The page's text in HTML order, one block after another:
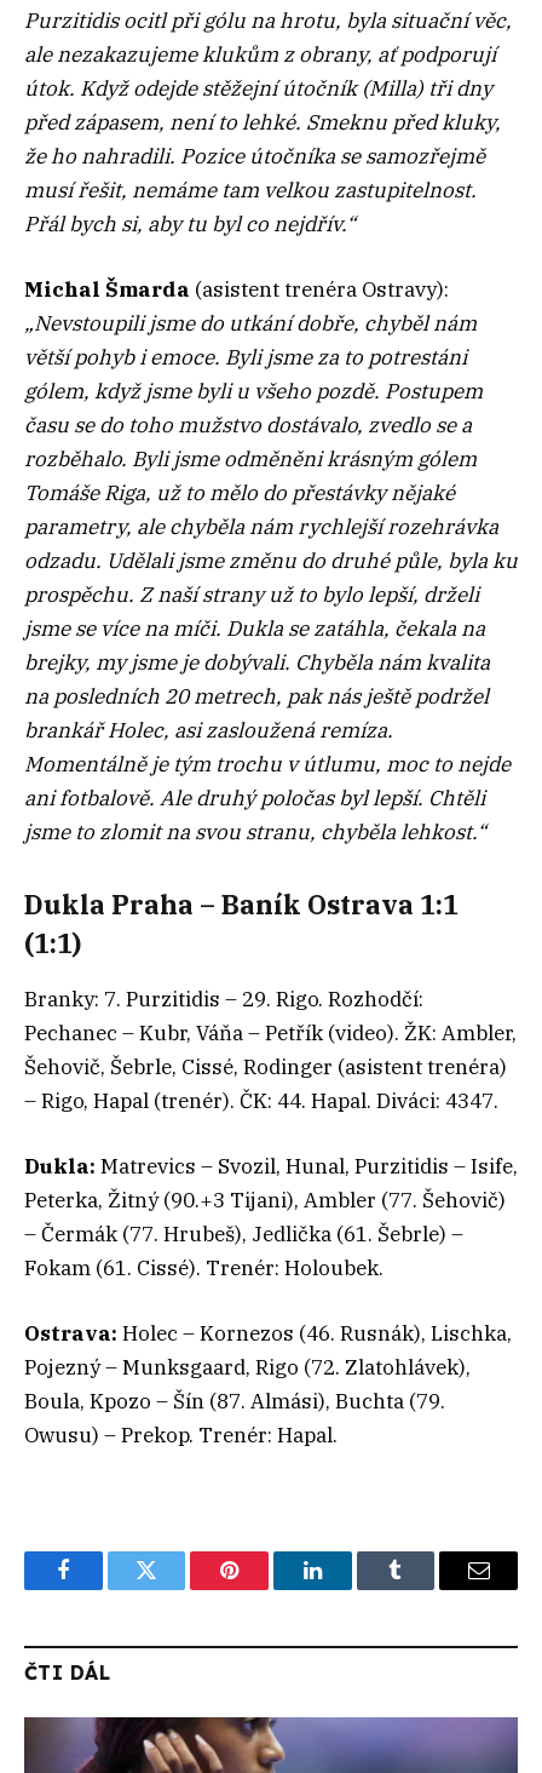
Purzitidis ocitl při gólu na hrotu, byla situační věc,
ale nezakazujeme klukům z obrany, ať podporují
útok. Když odejde stěžejní útočník (Milla) tři dny
před zápasem, není to lehké. Smeknu před kluky,
že ho nahradili. Pozice útočníka se samozřejmě
musí řešit, nemáme tam velkou zastupitelnost.
Přál bych si, aby tu byl co nejdřív.“
Michal Šmarda (asistent trenéra Ostravy):
„Nevstoupili jsme do utkání dobře, chyběl nám
větší pohyb i emoce. Byli jsme za to potrestáni
gólem, když jsme byli u všeho pozdě. Postupem
času se do toho mužstvo dostávalo, zvedlo se a
rozběhalo. Byli jsme odměněni krásným gólem
Tomáše Riga, už to mělo do přestávky nějaké
parametry, ale chyběla nám rychlejší rozehrávka
odzadu. Udělali jsme změnu do druhé půle, byla ku
prospěchu. Z naší strany už to bylo lepší, drželi
jsme se více na míči. Dukla se zatáhla, čekala na
brejky, my jsme je dobývali. Chyběla nám kvalita
na posledních 20 metrech, pak nás ještě podržel
brankář Holec, asi zasloužená remíza.
Momentálně je tým trochu v útlumu, moc to nejde
ani fotbalově. Ale druhý poločas byl lepší. Chtěli
jsme to zlomit na svou stranu, chyběla lehkost.“
Dukla Praha – Baník Ostrava 1:1
(1:1)
Branky: 7. Purzitidis – 29. Rigo. Rozhodčí:
Pechanec – Kubr, Váňa – Petřík (video). ŽK: Ambler,
Šehovič, Šebrle, Cissé, Rodinger (asistent trenéra)
– Rigo, Hapal (trenér). ČK: 44. Hapal. Diváci: 4347.
Dukla: Matrevics – Svozil, Hunal, Purzitidis – Isife,
Peterka, Žitný (90.+3 Tijani), Ambler (77. Šehovič)
– Čermák (77. Hrubeš), Jedlička (61. Šebrle) –
Fokam (61. Cissé). Trenér: Holoubek.
Ostrava: Holec – Kornezos (46. Rusnák), Lischka,
Pojezný – Munksgaard, Rigo (72. Zlatohlávek),
Boula, Kpozo – Šín (87. Almási), Buchta (79.
Owusu) – Prekop. Trenér: Hapal.
FacebookTwitter Pinterest LinkedInTumblr Email
ČTI DÁL